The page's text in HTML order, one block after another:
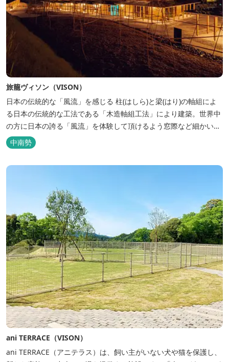
旅籠ヴィソン（VISON）
日本の伝統的な「風流」を感じる 柱(はしら)と梁(はり)の軸組によ
る日本の伝統的な工法である「木造軸組工法」により建築。世界中
の方に日本の誇る「風流」を体験して頂けるよう窓際など細かいデ
ィテールにこだわりました。4棟から成る旅籠棟では各棟1階に入居
するテナントプロデュースにより洗練された世界観を各客室でお楽
中南勢
ani TERRACE（VISON）
ani TERRACE（アニテラス）は、飼い主がいない犬や猫を保護し、